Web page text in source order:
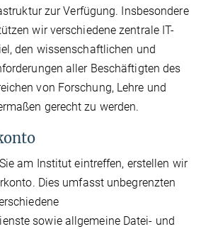
zur Verfügung. Insbesondere
wir verschiedene zentrale IT-
den wissenschaftlichen und
aller Beschäftigten des
von Forschung, Lehre und
gerecht zu werden.
am Institut eintreffen, erstellen wir
Dies umfasst unbegrenzten
sowie allgemeine Datei- und